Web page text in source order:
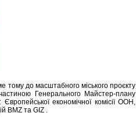
тому до масштабного міського проєкту
Генерального Майстер-плану
економічної комісії ООН,
BMZ та GIZ .